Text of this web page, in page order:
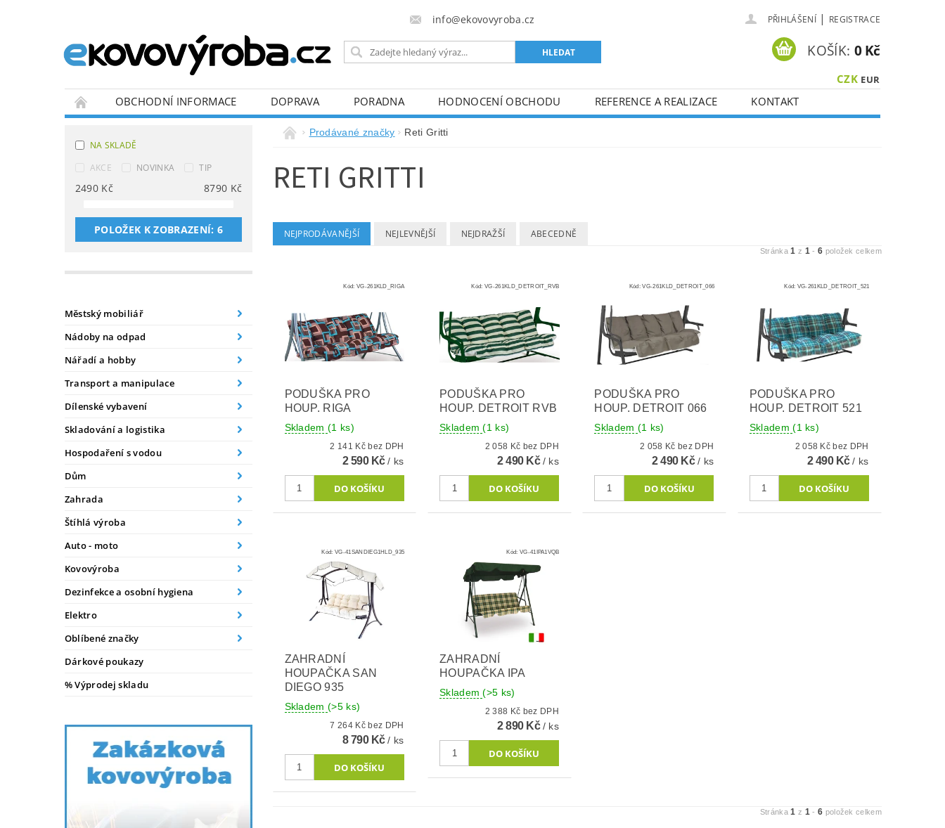
info@ekovovyroba.cz PŘIHLÁŠENÍ | REGISTRACE
CZK EUR
KOŠÍK: 0 Kč
OBCHODNÍ INFORMACE DOPRAVA PORADNA HODNOCENÍ OBCHODU REFERENCE A REALIZACE
KONTAKT
NA SKLADĚ
AKCE
NOVINKA TIP
2490 Kč 8790 Kč
POLOŽEK K ZOBRAZENÍ: 6
Městský mobiliář
Nádoby na odpad
Nářadí a hobby
Transport a manipulace
Dílenské vybavení
Skladování a logistika
Hospodaření s vodou
Dům
Zahrada
Štíhlá výroba
Auto - moto
Kovovýroba
Dezinfekce a osobní hygiena
Elektro
Oblíbené značky
Dárkové poukazy
% Výprodej skladu
Prodávané značky Reti Gritti
RETI GRITTI
NEJPRODÁVANĚJŠÍ NEJLEVNĚJŠÍ NEJDRAŽŠÍ ABECEDNĚ
Stránka1 z 1 - 6 položek celkem
Kód: VG-261KLD_RIGA
PODUŠKA PRO
HOUP. RIGA
Skladem(1 ks)
2 141 Kč bez DPH
2 590 Kč/ ks
Kód:VG-261KLD_DETROIT_RVB
PODUŠKA PRO
HOUP. DETROIT RVB
Skladem(1 ks)
2 058 Kč bez DPH
2 490 Kč/ ks
Kód:VG-261KLD_DETROIT_066
PODUŠKA PRO
HOUP. DETROIT 066
Skladem (1 ks)
2 058 Kč bez DPH
2 490 Kč/ ks
Kód: VG-261KLD_DETROIT_521
PODUŠKA PRO
HOUP. DETROIT 521
Skladem(1 ks)
2 058 Kč bez DPH
2 490 Kč/ ks
Kód: VG-41SANDIEG1HLD_935
ZAHRADNÍ
HOUPAČKA SAN
DIEGO 935
Skladem(>5 ks)
7 264 Kč bez DPH
8 790 Kč/ ks
Kód: VG-41IPA1VQB
ZAHRADNÍ
HOUPAČKA IPA
Skladem(>5 ks)
2 388 Kč bez DPH
2 890 Kč/ ks
Stránka1 z 1 - 6 položek celkem